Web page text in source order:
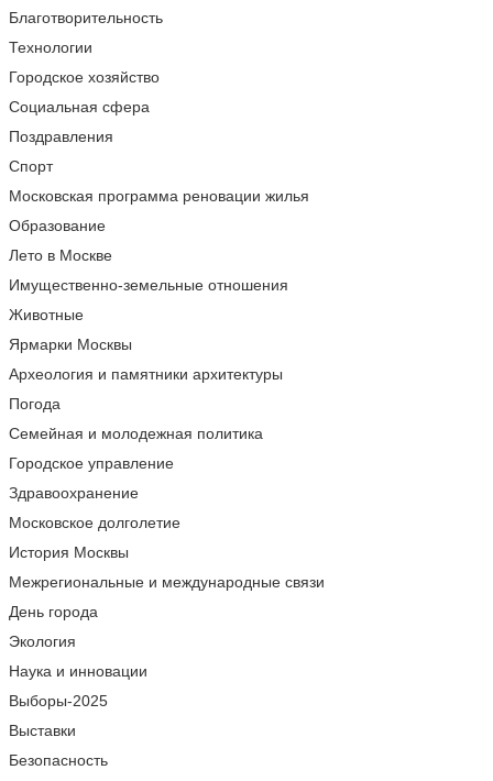
Благотворительность
Технологии
Городское хозяйство
Социальная сфера
Поздравления
Спорт
Московская программа реновации жилья
Образование
Лето в Москве
Имущественно-земельные отношения
Животные
Ярмарки Москвы
Археология и памятники архитектуры
Погода
Семейная и молодежная политика
Городское управление
Здравоохранение
Московское долголетие
История Москвы
Межрегиональные и международные связи
День города
Экология
Наука и инновации
Выборы-2025
Выставки
Безопасность